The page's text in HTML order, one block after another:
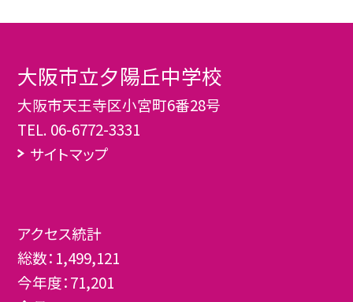
大阪市立夕陽丘中学校
大阪市天王寺区小宮町6番28号
TEL. 06-6772-3331
サイトマップ
アクセス統計
総数： 1,499,121
今年度：71,201